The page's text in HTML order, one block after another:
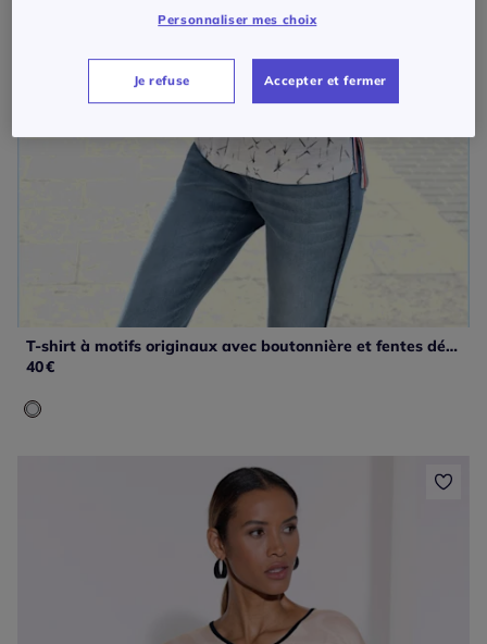
T-shirt à motifs originaux avec boutonnière et fentes décoratives
40€
Personnaliser mes choix
Je refuse Accepter et fermer